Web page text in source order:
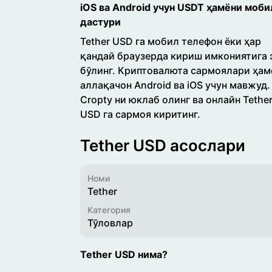
iOS ва Android учун USDT ҳамёни
дастури
Tether USD га мобил телефон ёки ҳар
қандай браузерда кириш имкониятига
бўлинг. Криптовалюта сармоялари
аллақачон Android ва iOS учун мавжуд.
Cropty ни юклаб олинг ва онлайн Tether
USD га сармоя киритинг.
Tether USD асослари
Номи
Tether
Категория
Тўловлар
Tether USD нима?